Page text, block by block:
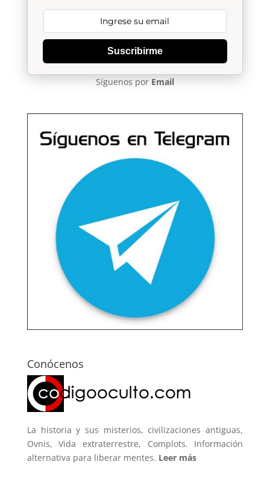
Suscribirme
Síguenos por Email
Conócenos
La historia y sus misterios, civilizaciones antiguas,
Ovnis, Vida extraterrestre, Complots. Información
alternativa para liberar mentes. Leer más